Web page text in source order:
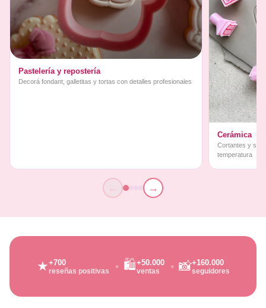
Pastelería y repostería
Decorá fondant, galletitas y tortas con detalles profesionales
Cerámica
Cortantes y
temperatura
← →
★+700
reseñas positivas 🛍️+50.000
ventas 📸+160.000
seguidores